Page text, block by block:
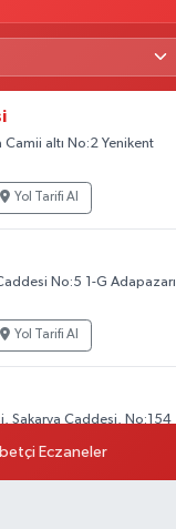
altı No:2 Yenikent
Yol Tarifi Al
No:5 1-G Adapazarı
Yol Tarifi Al
Sakarya Caddesi, No:154
Eczaneler